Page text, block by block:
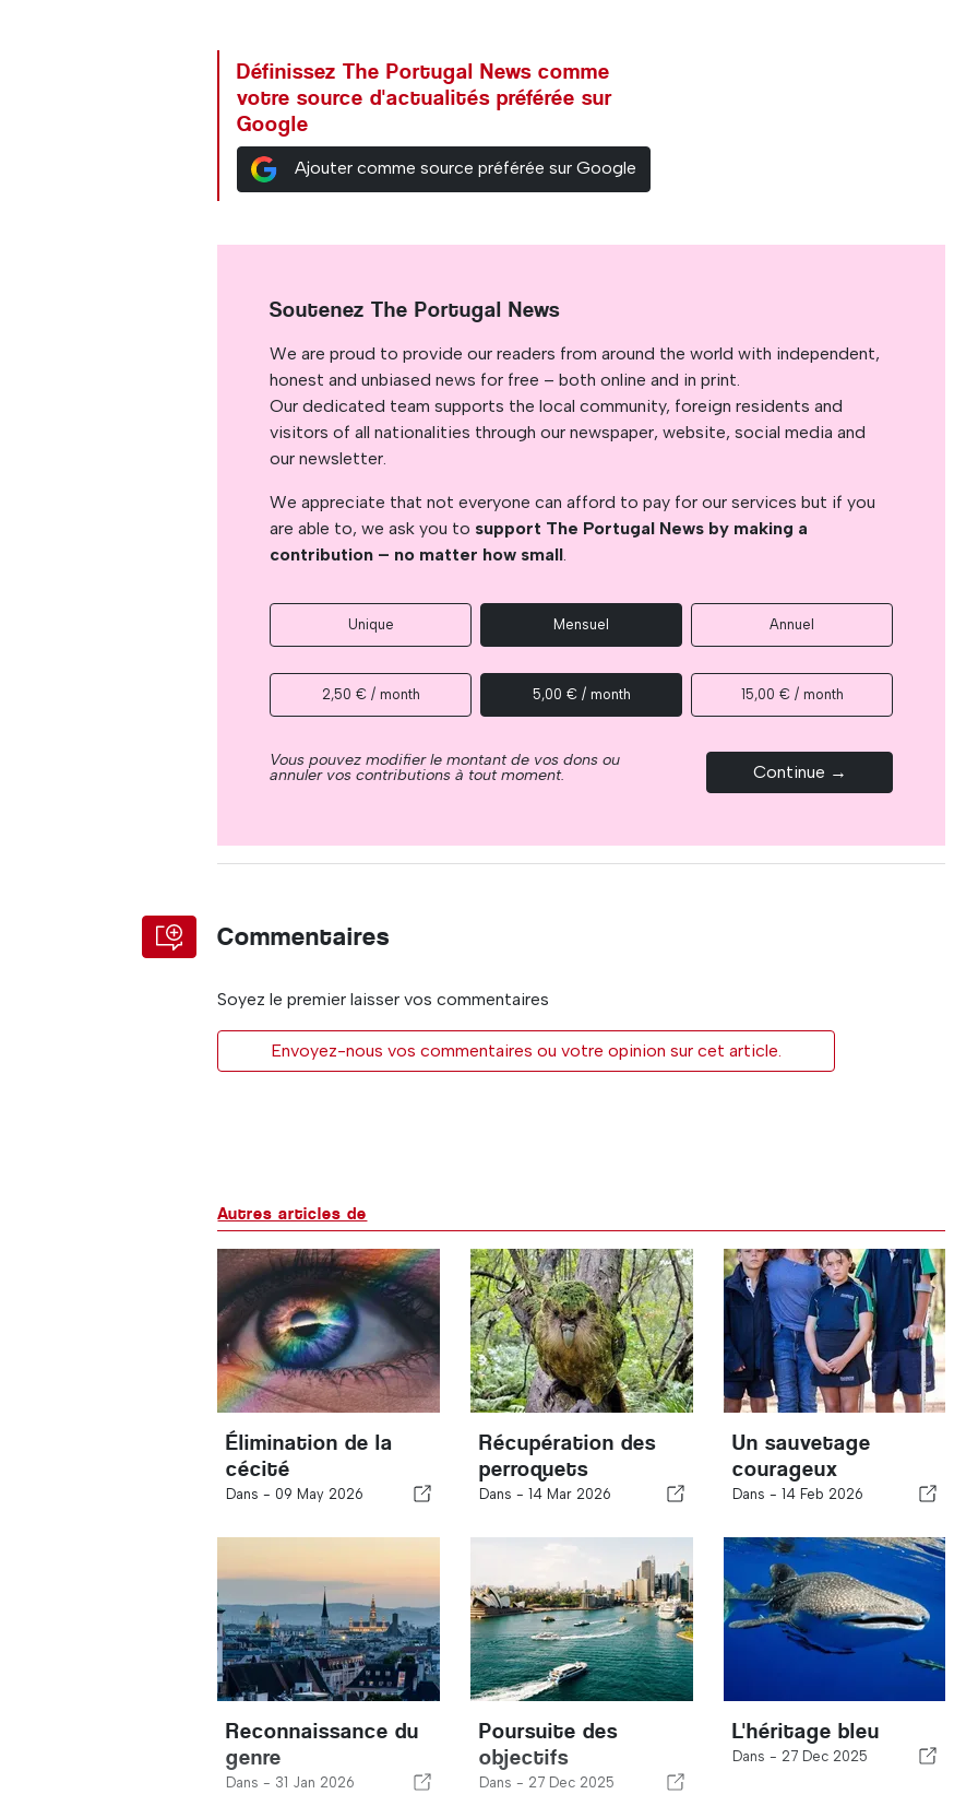
Définissez The Portugal News comme
votre source d'actualités préférée sur
Google
Ajouter comme source préférée sur Google
Soutenez The Portugal News
We are proud to provide our readers from around the world with independent,
honest and unbiased news for free – both online and in print.
Our dedicated team supports the local community, foreign residents and
visitors of all nationalities through our newspaper, website, social media and
our newsletter.
We appreciate that not everyone can afford to pay for our services but if you
are able to, we ask you to support The Portugal News by making a
contribution – no matter how small.
Unique Mensuel Annuel
2,50 € / month 5,00 € / month 15,00 € / month
Vous pouvez modifier le montant de vos dons ou
annuler vos contributions à tout moment. Continue →
Commentaires
Soyez le premier laisser vos commentaires
Envoyez-nous vos commentaires ou votre opinion sur cet article.
Autres articles de
Élimination de la
cécité
Dans - 09 May 2026
Récupération des
perroquets
Dans -14 Mar 2026
Un sauvetage
courageux
Dans - 14 Feb 2026
Reconnaissance du
genre
Dans - 31 Jan 2026
Poursuite des
objectifs
Dans - 27 Dec 2025
L'héritage bleu
Dans - 27 Dec 2025